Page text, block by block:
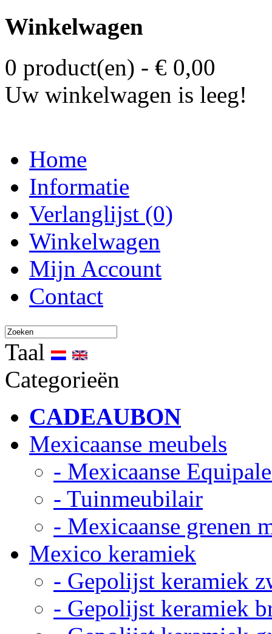
Winkelwagen
0 product(en) - € 0,00
Uw winkelwagen is leeg!
Home
Informatie
Verlanglijst (0)
Winkelwagen
Mijn Account
Contact
Taal
Categorieën
CADEAUBON
Mexicaanse meubels
- Mexicaanse
- Tuinmeubilair
- Mexicaanse grenen
Mexico keramiek
- Gepolijst keramiek
- Gepolijst keramiek